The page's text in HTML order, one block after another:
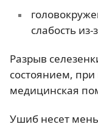
слабость
Разрыв
состоянием, при
медицинская
Ушиб несет